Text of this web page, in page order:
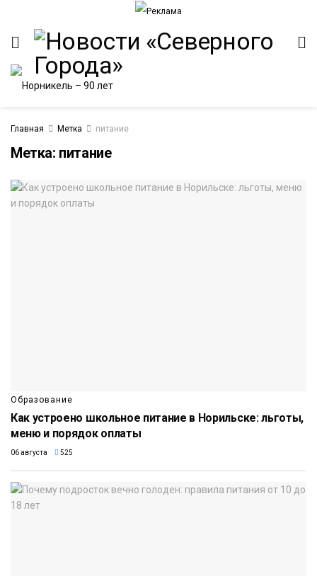
Главная Метка питание
Метка: питание
Образование
Как устроено школьное питание в Норильске: льготы,
меню и порядок оплаты
06 августа 525